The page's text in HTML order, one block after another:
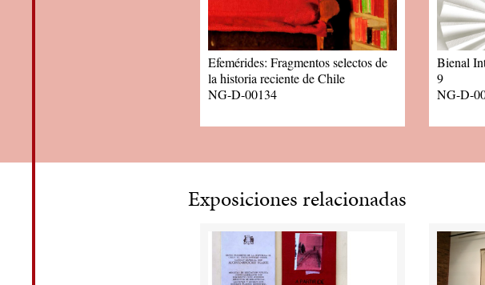
Efemérides: Fragmentos selectos de
la historia reciente de Chile
NG-D-00134
Bienal
9
NG-D-
Exposiciones relacionadas